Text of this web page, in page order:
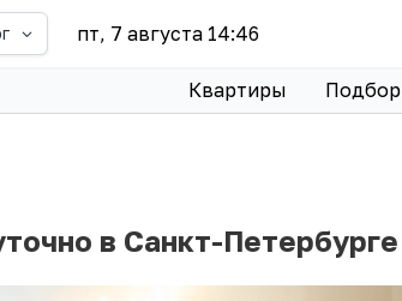
пт, 7 августа 14:46
Квартиры Подбор
в Санкт-Петербурге